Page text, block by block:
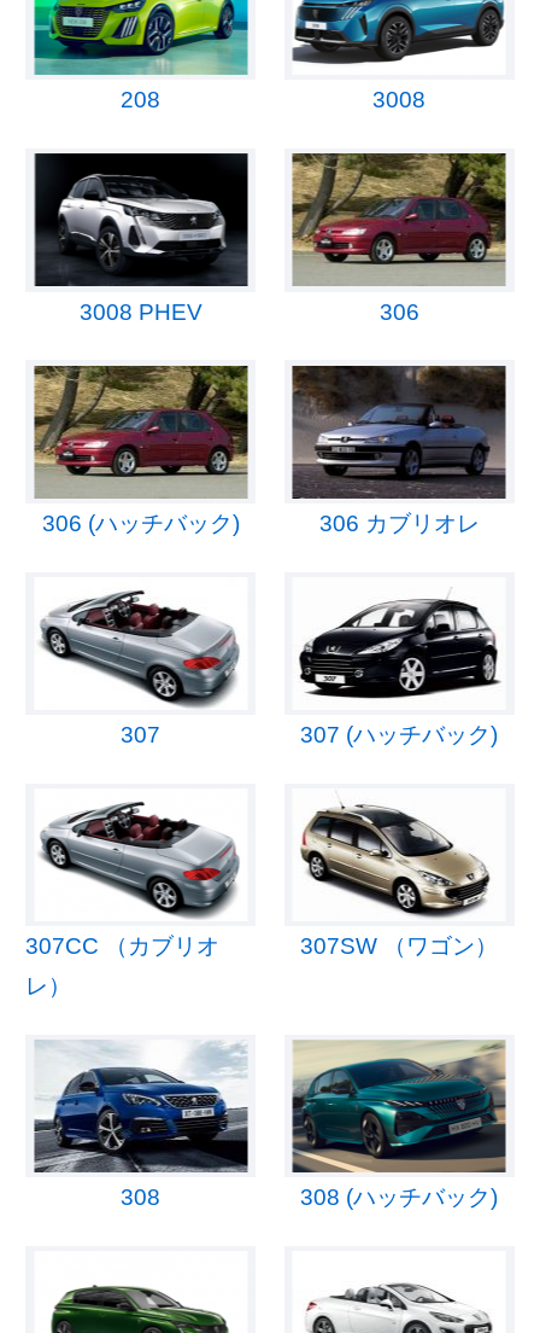
208 3008
3008 PHEV 306
306 (ハッチバック) 306 カブリオレ
307 307 (ハッチバック)
307CC （カブリオ
レ）
307SW （ワゴン）
308 308 (ハッチバック)